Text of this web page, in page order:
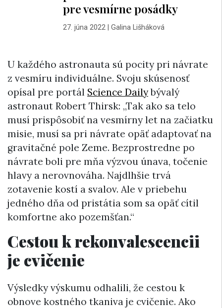
pre vesmírne posádky
27. júna 2022| Galina Lišháková
U každého astronauta sú pocity pri návrate
z vesmíru individuálne. Svoju skúsenosť
opísal pre portál Science Dailybývalý
astronaut Robert Thirsk: „Tak ako sa telo
musí prispôsobiť na vesmírny let na začiatku
misie, musí sa pri návrate opäť adaptovať na
gravitačné pole Zeme. Bezprostredne po
návrate boli pre mňa výzvou únava, točenie
hlavy a nerovnováha. Najdlhšie trvá
zotavenie kostí a svalov. Ale v priebehu
jedného dňa od pristátia som sa opäť cítil
komfortne ako pozemšťan.“
Cestou k rekonvalescencii
je cvičenie
Výsledky výskumu odhalili, že cestou k
obnove kostného tkaniva je cvičenie. Ako